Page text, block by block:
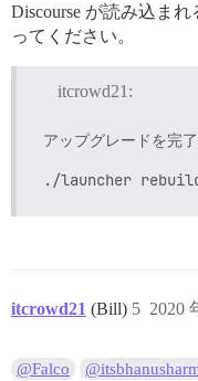
Discourse が読み込ま
ってください。
itcrowd21:
アップグレードを完
itcrowd21 (Bill) 2020
5
@Falco